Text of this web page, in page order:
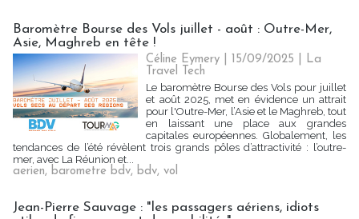
Baromètre Bourse des Vols juillet - août : Outre-Mer,
Asie, Maghreb en tête !
Céline Eymery | 15/09/2025
La
Travel Tech
Le baromètre Bourse des Vols pour juillet
et août 2025, met en évidence un attrait
pour l'Outre-Mer, l’Asie et le Maghreb, tout
en laissant une place aux grandes
capitales européennes. Globalement, les
tendances de l’été révèlent trois grands pôles d’attractivité : l’outre-
mer, avec La Réunion et...
aerien, barometre bdv, bdv, vol
Jean-Pierre Sauvage : "les passagers aériens, idiots